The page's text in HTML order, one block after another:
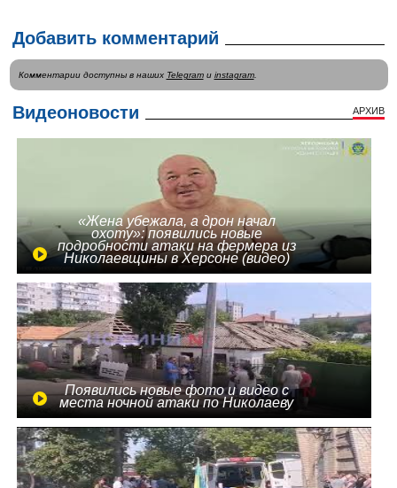
Добавить комментарий
Комментарии доступны в наших Telegramи instagram.
Видеоновости АРХИВ
«Жена убежала, а дрон начал
охоту»: появились новые
подробности атаки на фермера из
Николаевщины в Херсоне (видео)
Появились новые фото и видео с
места ночной атаки по Николаеву